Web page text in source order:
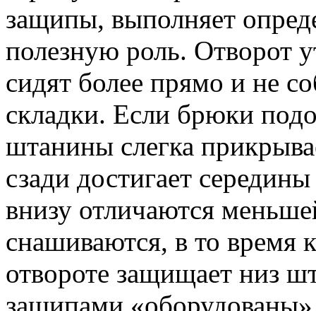
защипы, выполняет
полезную роль. Отворот
сидят более прямо и не
складки. Если брюки
штанины слегка
сзади достигает
внизу отличаются
снашиваются, в то время
отвороте защищает низ
защипами